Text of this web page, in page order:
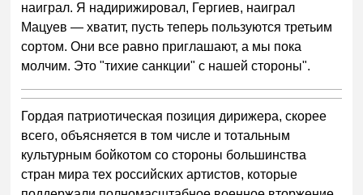
наиграл. Я надирижировал, Гергиев, наиграл
Мацуев — хватит, пусть теперь пользуются третьим
сортом. Они все равно приглашают, а мы пока
молчим. Это "тихие санкции" с нашей стороны".
Гордая патриотическая позиция дирижера, скорее
всего, объясняется в том числе и тотальным
культурным бойкотом со стороны большинства
стран мира тех российских артистов, которые